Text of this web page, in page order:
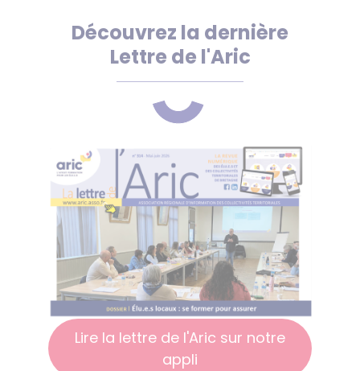
Découvrez la dernière
Lettre de l'Aric
Lire la lettre de l'Aric sur notre
appli